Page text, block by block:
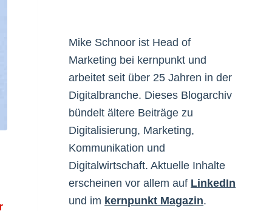
Mike Schnoor ist Head of
Marketing bei kernpunkt und
arbeitet seit über 25 Jahren in der
Digitalbranche. Dieses Blogarchiv
bündelt ältere Beiträge zu
Digitalisierung, Marketing,
Kommunikation und
Digitalwirtschaft. Aktuelle Inhalte
erscheinen vor allem auf LinkedIn
und im kernpunkt Magazin.